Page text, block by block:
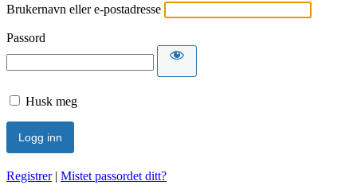
Brukernavn eller e-postadresse
Passord
Husk meg
Registrer| Mistet passordet ditt?